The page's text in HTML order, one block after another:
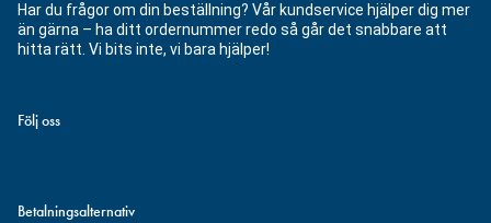
Har du frågor om din beställning? Vår kundservice hjälper dig mer
än gärna – ha ditt ordernummer redo så går det snabbare att
hitta rätt. Vi bits inte, vi bara hjälper!
Följ oss
Betalningsalternativ